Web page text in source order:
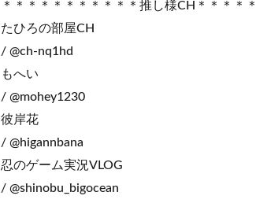
＊＊＊＊＊＊＊＊＊＊＊推し様CH＊＊＊＊
たひろの部屋CH
/ @ch-nq1hd
もへい
/ @mohey1230
彼岸花
/ @higannbana
忍のゲーム実況VLOG
/ @shinobu_bigocean